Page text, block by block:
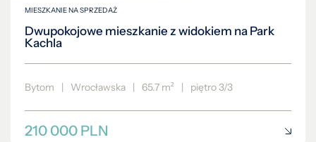
MIESZKANIE NA SPRZEDAŻ
Dwupokojowe mieszkanie z widokiem na Park
Kachla
Bytom | Wrocławska | 65.7 m² | piętro 3/3
210 000 PLN